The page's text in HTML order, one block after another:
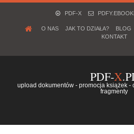
PDF-X
O NAS JAK TO DZIAŁA? BLOG
KONTAKT
PDF-X
upload dokumentów - promocja książek -
fragmenty